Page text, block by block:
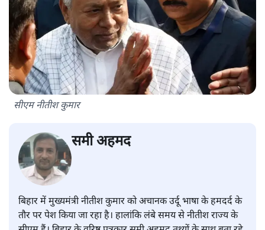
सीएम नीतीश कुमार
समी अहमद
बिहार में मुख्यमंत्री नीतीश कुमार को अचानक उर्दू भाषा के हमदर्द के
तौर पर पेश किया जा रहा है। हालांकि लंबे समय से नीतीश राज्य के